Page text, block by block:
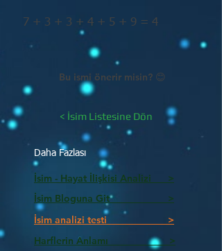
7 + 3 + 3 + 4 + 5 + 9 = 4
Bu ismi önerir misin? 😊
< İsim Listesine Dön
Daha Fazlası
İsim - Hayat İlişkisi Analizi >
İsim Bloguna Git >
İsim analizi testi >
Harflerin Anlamı >